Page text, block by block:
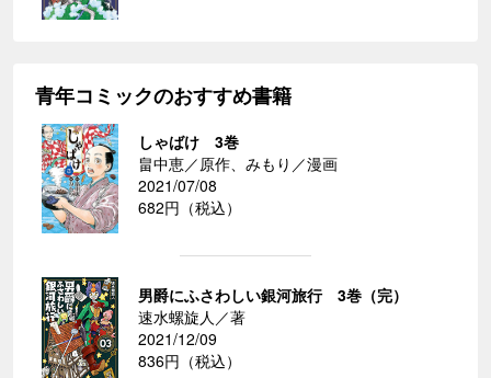
青年コミックのおすすめ書籍
しゃばけ 3巻
畠中恵／原作、みもり／漫画
2021/07/08
682円（税込）
男爵にふさわしい銀河旅行 3巻（完）
速水螺旋人／著
2021/12/09
836円（税込）